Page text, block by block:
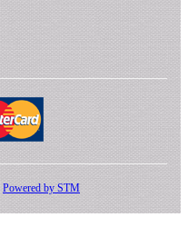
Powered by STM